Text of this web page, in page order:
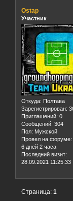
Ostap
Участник
Откуда: Полтава
Зарегистрирован:
Приглашений: 0
Сообщений: 304
Пол: Мужской
Провел на форуме:
6 дней 2 часа
Последний визит:
28.09.2021 11:25:33
Страница:1